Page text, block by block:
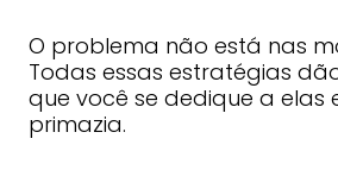
O problema não está nas
Todas essas estratégias
que você se dedique a elas
primazia.